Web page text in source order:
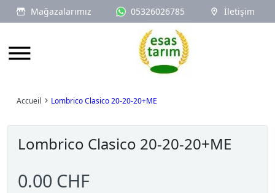
Mağazalarımız 05326026785 İletişim
Logo
Accueil Lombrico Clasico 20-20-20+ME
Lombrico Clasico 20-20-20+ME
0.00 CHF